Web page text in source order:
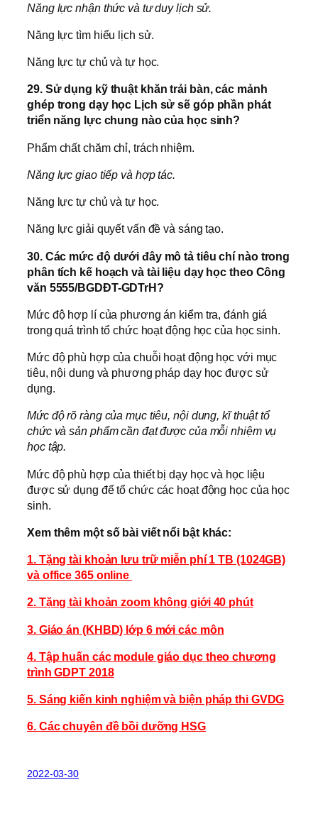
Năng lực nhận thức và tư duy lịch sử.
Năng lực tìm hiểu lịch sử.
Năng lực tự chủ và tự học.
29. Sử dụng kỹ thuật khăn trải bàn, các mảnh
ghép trong dạy học Lịch sử sẽ góp phần phát
triển năng lực chung nào của học sinh?
Phẩm chất chăm chỉ, trách nhiệm.
Năng lực giao tiếp và hợp tác.
Năng lực tự chủ và tự học.
Năng lực giải quyết vấn đề và sáng tạo.
30. Các mức độ dưới đây mô tả tiêu chí nào trong
phân tích kế hoạch và tài liệu dạy học theo Công
văn 5555/BGDĐT-GDTrH?
Mức độ hợp lí của phương án kiểm tra, đánh giá
trong quá trình tổ chức hoạt động học của học sinh.
Mức độ phù hợp của chuỗi hoạt động học với mục
tiêu, nội dung và phương pháp dạy học được sử
dụng.
Mức độ rõ ràng của mục tiêu, nội dung, kĩ thuật tổ
chức và sản phẩm cần đạt được của mỗi nhiệm vụ
học tập.
Mức độ phù hợp của thiết bị dạy học và học liệu
được sử dụng để tổ chức các hoạt động học của học
sinh.
Xem thêm một số bài viết nổi bật khác:
1. Tặng tài khoản lưu trữ miễn phí 1 TB (1024GB)
và office 365 online
2. Tặng tài khoản zoom không giới 40 phút
3. Giáo án (KHBD) lớp 6 mới các môn
4. Tập huấn các module giáo dục theo chương
trình GDPT 2018
5. Sáng kiến kinh nghiệm và biện pháp thi GVDG
6. Các chuyên đề bồi dưỡng HSG
2022-03-30